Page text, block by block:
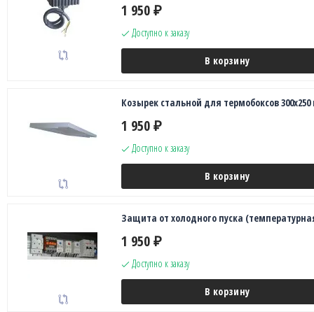
1 950 ₽
Доступно к заказу
В корзину
Козырек стальной для термобоксов
1 950 ₽
Доступно к заказу
В корзину
Защита от холодного пуска
1 950 ₽
Доступно к заказу
В корзину